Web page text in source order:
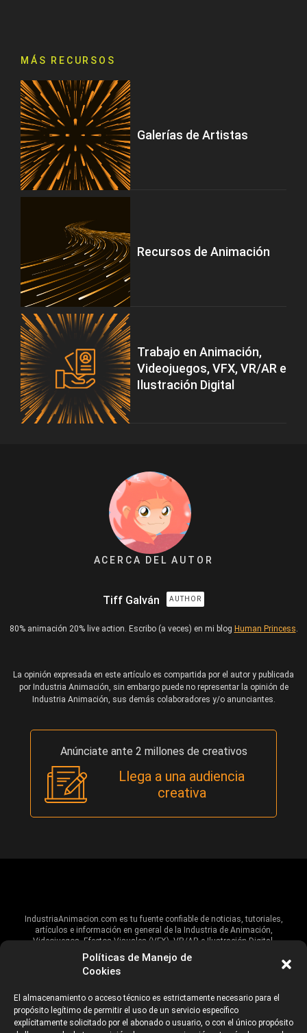
Políticas de Manejo de
Cookies
El almacenamiento o acceso técnico es estrictamente necesario para el
propósito legítimo de permitir el uso de un servicio específico
explícitamente solicitado por el abonado o usuario, o con el único propósito
MÁS RECURSOS
Galerías de Artistas
Recursos de Animación
Trabajo en Animación,
Videojuegos, VFX, VR/AR e
Ilustración Digital
ACERCA DEL AUTOR
Tiff Galván AUTHOR
80% animación 20% live action. Escribo (a veces) en mi blog Human Princess.
La opinión expresada en este artículo es compartida por el autor y publicada
por Industria Animación, sin embargo puede no representar la opinión de
Industria Animación, sus demás colaboradores y/o anunciantes.
Anúnciate ante 2 millones de creativos
Llega a una audiencia
creativa
IndustriaAnimacion.com es tu fuente confiable de noticias, tutoriales,
artículos e información en general de la Industria de Animación,
Videojuegos, Efectos Visuales (VFX), VR/AR e Ilustración Digital.
Hablamos de estas industrias y su alcance global, pero damos un énfasis
especial al talento, estudios, escuelas, eventos y organizaciones que
ANUNCIANTES AVISO DE PRIVACIDAD